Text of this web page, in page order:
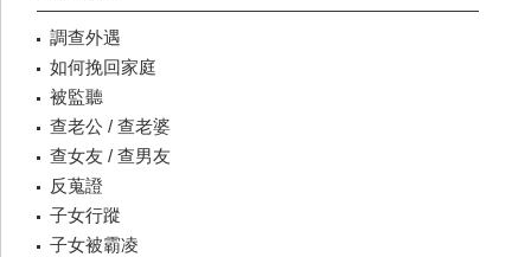
調查外遇
如何挽回家庭
被監聽
查老公 / 查老婆
查女友 / 查男友
反蒐證
子女行蹤
子女被霸凌